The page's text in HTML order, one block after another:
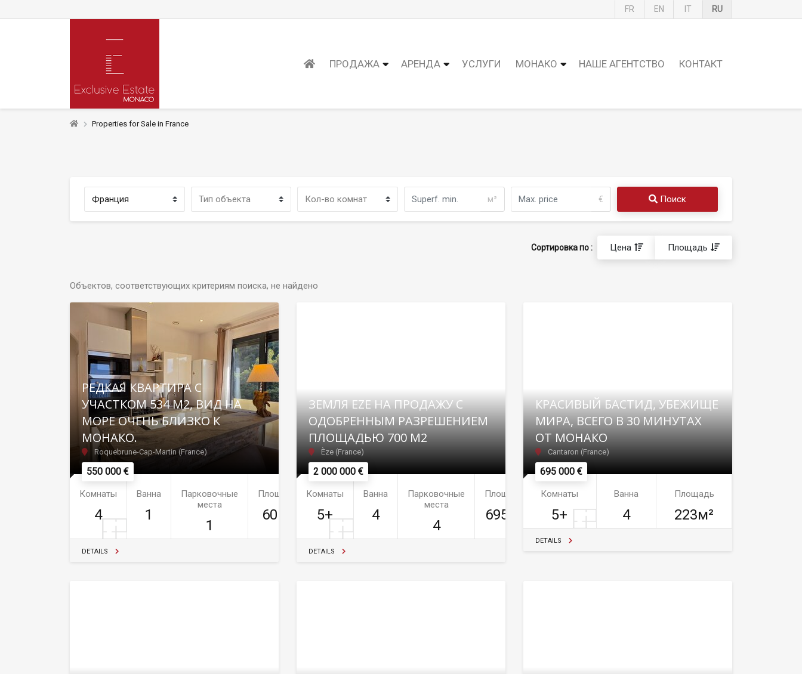
FR EN IT RU
ПРОДАЖА АРЕНДА УСЛУГИ МОНАКО НАШЕ АГЕНТСТВО КОНТАКТ
Properties for Sale in France
м² € Поиск
Сортировка по : Цена Площадь
Объектов, соответствующих критериям поиска, не найдено
550 000 €
РЕДКАЯ КВАРТИРА С
УЧАСТКОМ 534 М2, ВИД НА
МОРЕ ОЧЕНЬ БЛИЗКО К
МОНАКО.
Roquebrune-Cap-Martin (France)
Комнаты
4
Ванна
1
Парковочные
места
1
Площадь
60м²
DETAILS
2 000 000 €
ЗЕМЛЯ EZE НА ПРОДАЖУ С
ОДОБРЕННЫМ РАЗРЕШЕНИЕМ
ПЛОЩАДЬЮ 700 М2
Èze (France)
Комнаты
5+
Ванна
4
Парковочные
места
4
Площадь
695м²
DETAILS
695 000 €
КРАСИВЫЙ БАСТИД, УБЕЖИЩЕ
МИРА, ВСЕГО В 30 МИНУТАХ
ОТ МОНАКО
Cantaron (France)
Комнаты
5+
Ванна
4
Площадь
223м²
DETAILS